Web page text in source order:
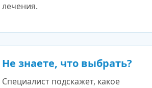
лечения.
Не знаете, что выбрать?
Специалист подскажет, какое